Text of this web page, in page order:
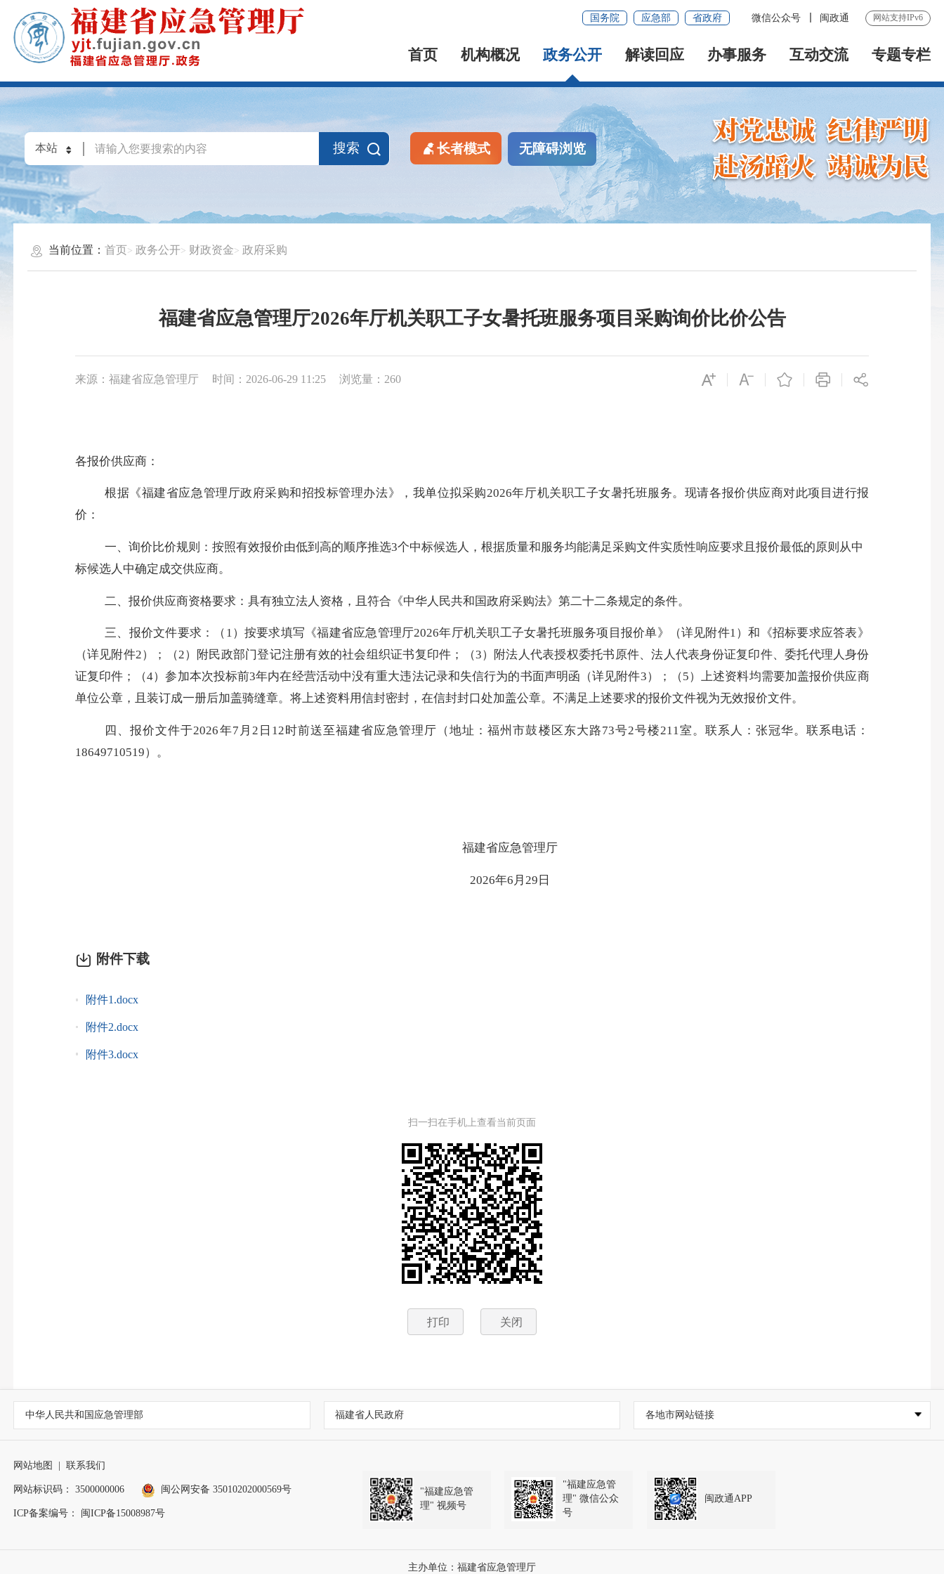
国务院 应急部 省政府 微信公众号 闽政通 网站支持IPv6
首页 机构概况 政务公开 解读回应 办事服务 互动交流 专题专栏
搜索 长者模式 无障碍浏览
当前位置：首页 政务公开 财政资金 政府采购
福建省应急管理厅2026年厅机关职工子女暑托班服务项目采购询价比价公告
来源：福建省应急管理厅 时间：2026-06-29 11:25 浏览量：260
各报价供应商：
根据 《福建省应急管理厅政府采购和招投标管理办法》 ，我单位拟采购2026年厅机关职工子女暑托班服务。现请各报价供应商对此项目进行报
价：
一、询价比价规则：按照有效报价由低到高的顺序推选3个中标候选人，根据质量和服务均能满足采购文件实质性响应要求且报价最低的原则从中
标候选人中确定成交供应商。
二、报价供应商资格要求：具有独立法人资格，且符合《中华人民共和国政府采购法》第二十二条规定的条件。
三、报价文件要求：（ 1）按要求填写《福建省应急管理厅2026年厅机关职工子女暑托班服务项目报价单》（详见附件1）和《招标要求应答表》
（详见附件2）；（2）附民政部门登记注册有效的社会组织证书复印件；（3）附法人代表授权委托书原件、法人代表身份证复印件、委托代理人身份
证复印件；
（4）参加本次投标前3年内在经营活动中没有重大违法记录和失信行为的书面声明函（详见附件3）； （5）上述资料均需要加盖报价供应商
单位公章，且装订成一册后加盖骑缝章。将上述资料用信封密封，在信封封口处加盖公章。不满足上述要求的报价文件视为无效报价文件。
四、报价文件于2026年7 月 2 日 12时前送至福建省应急管理厅（地址：福州市鼓楼区东大路73号2号楼211 室。联系人：张冠华。联系电话：
18649710519）。
福建省应急管理厅
2026年6 月 29 日
附件下载
附件1.docx
附件2.docx
附件3.docx
扫一扫在手机上查看当前页面
打印 关闭
中华人民共和国应急管理部 福建省人民政府 各地市网站链接
网站地图 联系我们
网站标识码： 3500000006 闽公网安备 35010202000569号
ICP备案编号： 闽ICP备15008987号
"福建应急管
理" 视频号
"福建应急管
理" 微信公众
号
闽政通APP
主办单位：福建省应急管理厅